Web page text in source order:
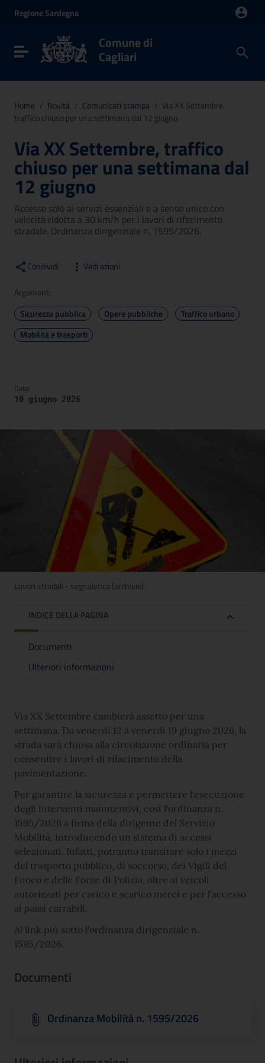
Vai al menu di navigazione
RegioneSardegna
Toggle navigation Comune di
Cagliari
Home / Novità / Comunicati stampa / Via XX Settembre,
traffico chiuso per una settimana dal 12 giugno
Via XX Settembre, traffico
chiuso per una settimana dal
12 giugno
Accesso solo ai servizi essenziali e a senso unico con
velocità ridotta a 30 km/h per i lavori di rifacimento
stradale. Ordinanza dirigenziale n. 1595/2026.
Condividi Vedi azioni
Argomenti
Sicurezza pubblica
Opere pubbliche
Traffico urbano
Mobilità e trasporti
Data:
10 giugno 2026
Lavori stradali - segnaletica (archivio)
INDICE DELLA PAGINA
Documenti
Ulteriori informazioni
Via XX Settembre cambierà assetto per una
settimana. Da venerdì 12 a venerdì 19 giugno 2026, la
strada sarà chiusa alla circolazione ordinaria per
consentire i lavori di rifacimento della
pavimentazione.
Per garantire la sicurezza e permettere l'esecuzione
degli interventi manutentivi, così l'ordinanza n.
1595/2026 a firma della dirigente del Servizio
Mobilità, introducendo un sistema di accessi
selezionati. Infatti, potranno transitare solo i mezzi
del trasporto pubblico, di soccorso, dei Vigili del
Fuoco e delle Forze di Polizia, oltre ai veicoli
autorizzati per carico e scarico merci e per l'accesso
ai passi carrabili.
Al link più sotto l'ordinanza dirigenziale n.
1595/2026.
Documenti
Ordinanza Mobilità n. 1595/2026